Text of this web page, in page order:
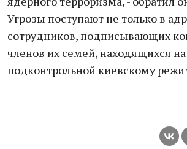
Угрозы поступают не только в
сотрудников, подписывающих
членов их семей, находящихся
подконтрольной киевскому